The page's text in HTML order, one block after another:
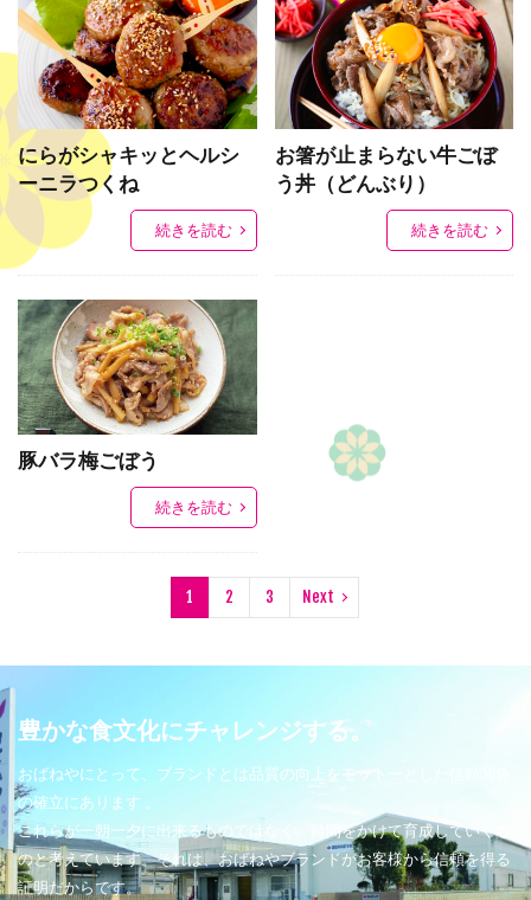
にらがシャキッとヘルシ
ーニラつくね
続きを読む
お箸が止まらない牛ごぼ
う丼（どんぶり）
続きを読む
豚バラ梅ごぼう
続きを読む
1 2 3 Next
豊かな食文化にチャレンジする。
おばねやにとって、ブランドとは品質の向上をモットーとした信頼関係
の確立にあります 。
これらが一朝一夕に出来るものではなく、時間をかけて育成していくも
のと考えています。それは、おばねやブランドがお客様から信頼を得る
証明だからです。